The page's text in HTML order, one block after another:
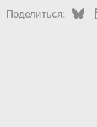
Поделиться: